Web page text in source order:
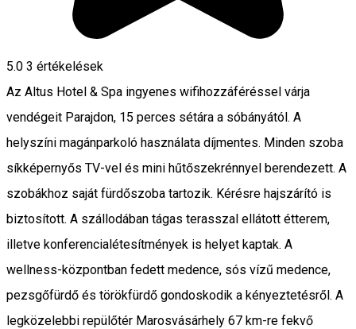
5.0 3 értékelések
Az Altus Hotel & Spa ingyenes wifihozzáféréssel várja
vendégeit Parajdon, 15 perces sétára a sóbányától. A
helyszíni magánparkoló használata díjmentes. Minden szoba
síkképernyős TV-vel és mini hűtőszekrénnyel berendezett. A
szobákhoz saját fürdőszoba tartozik. Kérésre hajszárító is
biztosított. A szállodában tágas terasszal ellátott étterem,
illetve konferencialétesítmények is helyet kaptak. A
wellness-központban fedett medence, sós vízű medence,
pezsgőfürdő és törökfürdő gondoskodik a kényeztetésről. A
legközelebbi repülőtér Marosvásárhely 67 km-re fekvő